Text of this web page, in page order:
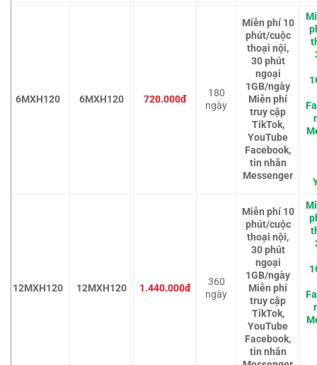
6MXH120 6MXH120 720.000đ
180
ngày
Miễn phí 10
phút/cuộc
thoại nội,
30 phút
ngoại
1GB/ngày
Miễn phí
truy cập
TikTok,
YouTube
Facebook,
tin nhắn
Messenger
12MXH120 12MXH120 1.440.000đ
360
ngày
Miễn phí 10
phút/cuộc
thoại nội,
30 phút
ngoại
1GB/ngày
Miễn phí
truy cập
TikTok,
YouTube
Facebook,
tin nhắn